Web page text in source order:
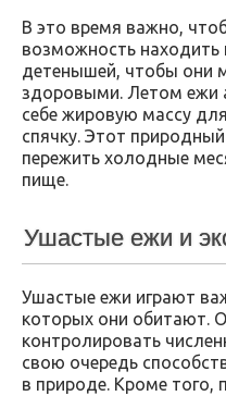
В это время важно,
возможность находить
детенышей, чтобы они
здоровыми. Летом ежи
себе жировую массу
спячку. Этот
пережить холодные
пище.
Ушастые ежи и
Ушастые ежи играют
которых они обитают.
контролировать
свою очередь
в природе. Кроме того,